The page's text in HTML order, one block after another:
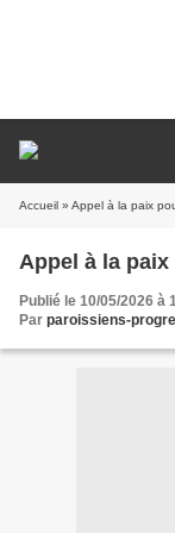
Accueil » Appel à la paix
Appel à la
Publié le 10/05/2026 à
Par paroissiens-